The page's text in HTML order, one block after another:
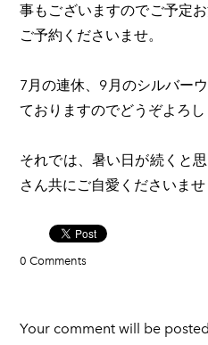
事もございますのでご予定
ご予約くださいませ。
7月の連休、9月のシルバー
ておりますのでどうぞよろし
それでは、暑い日が続くと
さん共にご自愛くださいませ
0 Comments
Your comment will be